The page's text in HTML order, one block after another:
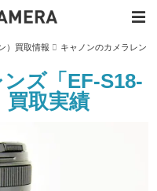
）買取情報
キャノンのカメラレン
ズ「EF-S18-
買取実績